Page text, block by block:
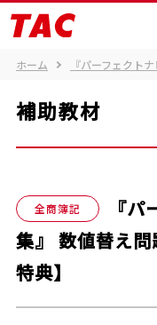
ホーム 『パーフェクト
補助教材
全商簿記
『
集』 数値替え
特典】